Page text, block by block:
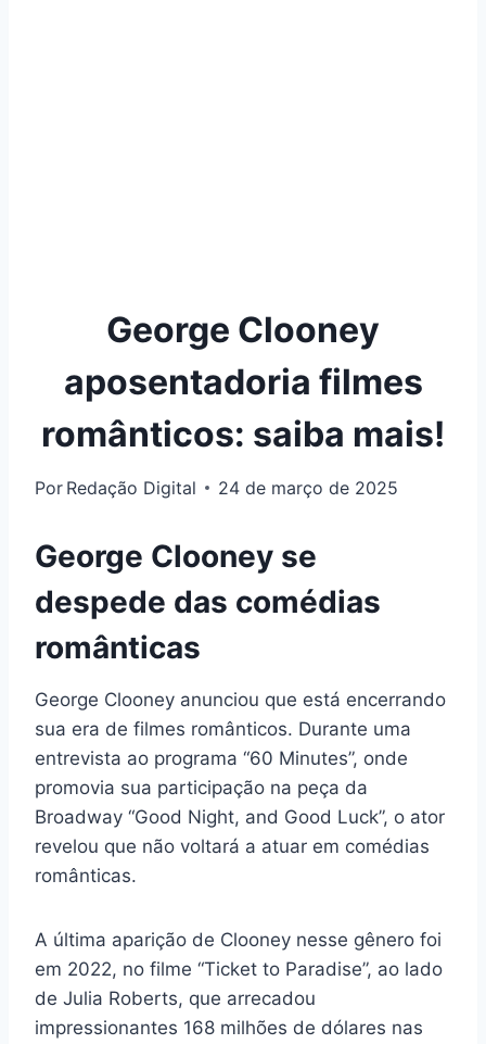
George Clooney
aposentadoria filmes
românticos: saiba mais!
Por Redação Digital 24 de março de 2025
George Clooney se
despede das comédias
românticas
George Clooney anunciou que está encerrando
sua era de filmes românticos. Durante uma
entrevista ao programa “60 Minutes”, onde
promovia sua participação na peça da
Broadway “Good Night, and Good Luck”, o ator
revelou que não voltará a atuar em comédias
românticas.
A última aparição de Clooney nesse gênero foi
em 2022, no filme “Ticket to Paradise”, ao lado
de Julia Roberts, que arrecadou
impressionantes 168 milhões de dólares nas